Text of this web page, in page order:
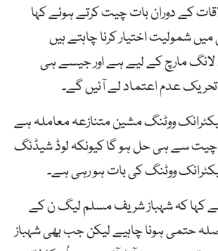
کے دوران بات چیت کرتے ہوئے کہا
میں شمولیت اختیار کرنا چاہتے ہیں
لانگ مارچ کے لیے ہے اور جیسے ہی
تحریک عدم اعتماد لے آئیں گے۔
ووٹنگ مشین متنازعہ معاملہ ہے
چیت سے ہی حل ہو گا کیونکہ لوڈ شیڈنگ
ووٹنگ کی بات ہو رہی ہے۔
نے کہا کہ شہباز شریف مسلم لیگ ن کے
حتمی ہونا چاہیے لیکن جب بھی شہباز